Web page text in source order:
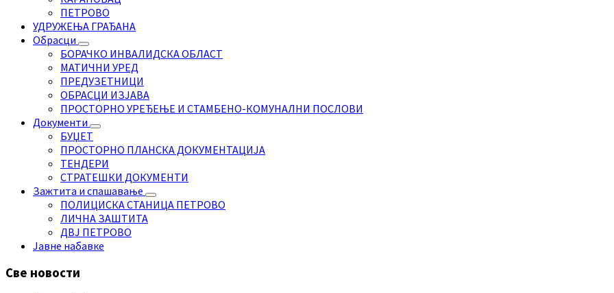
ПЕТРОВО
УДРУЖЕЊА ГРАЂАНА
Обрасци
БОРАЧКО ИНВАЛИДСКА ОБЛАСТ
МАТИЧНИ УРЕД
ПРЕДУЗЕТНИЦИ
ОБРАСЦИ ИЗЈАВА
ПРОСТОРНО УРЕЂЕЊЕ И СТАМБЕНО-КОМУНАЛНИ ПОСЛОВИ
Документи
БУЏЕТ
ПРОСТОРНО ПЛАНСКА ДОКУМЕНТАЦИЈА
ТЕНДЕРИ
СТРАТЕШКИ ДОКУМЕНТИ
Зажтита и спашавање
ПОЛИЦИСКА СТАНИЦА ПЕТРОВО
ЛИЧНА ЗАШТИТА
ДВЈ ПЕТРОВО
Јавне набавке
Све новости